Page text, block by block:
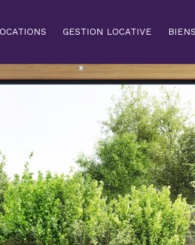
GESTION LOCATIVE
BUDGET
les23annonces